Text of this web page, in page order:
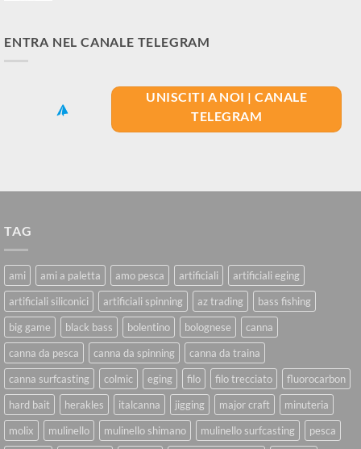
ENTRA NEL CANALE TELEGRAM
UNISCITI A NOI | CANALE
TELEGRAM
TAG
ami ami a paletta amo pesca artificiali
artificiali eging
artificiali siliconici
artificiali spinning az trading
bass fishing
big game
black bass bolentino bolognese
canna
canna da pesca
canna da spinning
canna da traina
canna surfcasting
colmic eging filo filo trecciato
fluorocarbon
hard bait
herakles italcanna jigging major craft
minuteria
molix
mulinello mulinello shimano mulinello surfcasting
pesca